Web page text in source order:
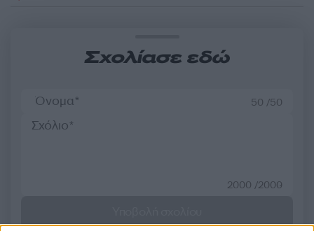
Σχολίασε εδώ
50 /50
2000 /2000